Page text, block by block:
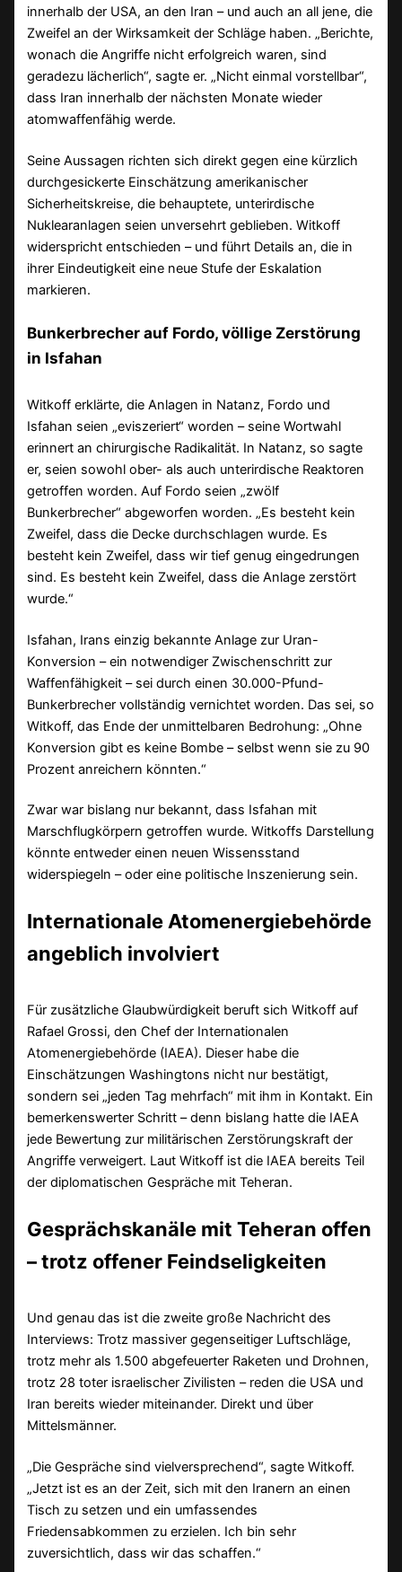
innerhalb der USA, an den Iran – und auch an all jene, die
Zweifel an der Wirksamkeit der Schläge haben. „Berichte,
wonach die Angriffe nicht erfolgreich waren, sind
geradezu lächerlich“, sagte er. „Nicht einmal vorstellbar“,
dass Iran innerhalb der nächsten Monate wieder
atomwaffenfähig werde.
Seine Aussagen richten sich direkt gegen eine kürzlich
durchgesickerte Einschätzung amerikanischer
Sicherheitskreise, die behauptete, unterirdische
Nuklearanlagen seien unversehrt geblieben. Witkoff
widerspricht entschieden – und führt Details an, die in
ihrer Eindeutigkeit eine neue Stufe der Eskalation
markieren.
Bunkerbrecher auf Fordo, völlige Zerstörung
in Isfahan
Witkoff erklärte, die Anlagen in Natanz, Fordo und
Isfahan seien „eviszeriert“ worden – seine Wortwahl
erinnert an chirurgische Radikalität. In Natanz, so sagte
er, seien sowohl ober- als auch unterirdische Reaktoren
getroffen worden. Auf Fordo seien „zwölf
Bunkerbrecher“ abgeworfen worden. „Es besteht kein
Zweifel, dass die Decke durchschlagen wurde. Es
besteht kein Zweifel, dass wir tief genug eingedrungen
sind. Es besteht kein Zweifel, dass die Anlage zerstört
wurde.“
Isfahan, Irans einzig bekannte Anlage zur Uran-
Konversion – ein notwendiger Zwischenschritt zur
Waffenfähigkeit – sei durch einen 30.000-Pfund-
Bunkerbrecher vollständig vernichtet worden. Das sei, so
Witkoff, das Ende der unmittelbaren Bedrohung: „Ohne
Konversion gibt es keine Bombe – selbst wenn sie zu 90
Prozent anreichern könnten.“
Zwar war bislang nur bekannt, dass Isfahan mit
Marschflugkörpern getroffen wurde. Witkoffs Darstellung
könnte entweder einen neuen Wissensstand
widerspiegeln – oder eine politische Inszenierung sein.
Internationale Atomenergiebehörde
angeblich involviert
Für zusätzliche Glaubwürdigkeit beruft sich Witkoff auf
Rafael Grossi, den Chef der Internationalen
Atomenergiebehörde (IAEA). Dieser habe die
Einschätzungen Washingtons nicht nur bestätigt,
sondern sei „jeden Tag mehrfach“ mit ihm in Kontakt. Ein
bemerkenswerter Schritt – denn bislang hatte die IAEA
jede Bewertung zur militärischen Zerstörungskraft der
Angriffe verweigert. Laut Witkoff ist die IAEA bereits Teil
der diplomatischen Gespräche mit Teheran.
Gesprächskanäle mit Teheran offen
– trotz offener Feindseligkeiten
Und genau das ist die zweite große Nachricht des
Interviews: Trotz massiver gegenseitiger Luftschläge,
trotz mehr als 1.500 abgefeuerter Raketen und Drohnen,
trotz 28 toter israelischer Zivilisten – reden die USA und
Iran bereits wieder miteinander. Direkt und über
Mittelsmänner.
„Die Gespräche sind vielversprechend“, sagte Witkoff.
„Jetzt ist es an der Zeit, sich mit den Iranern an einen
Tisch zu setzen und ein umfassendes
Friedensabkommen zu erzielen. Ich bin sehr
zuversichtlich, dass wir das schaffen.“